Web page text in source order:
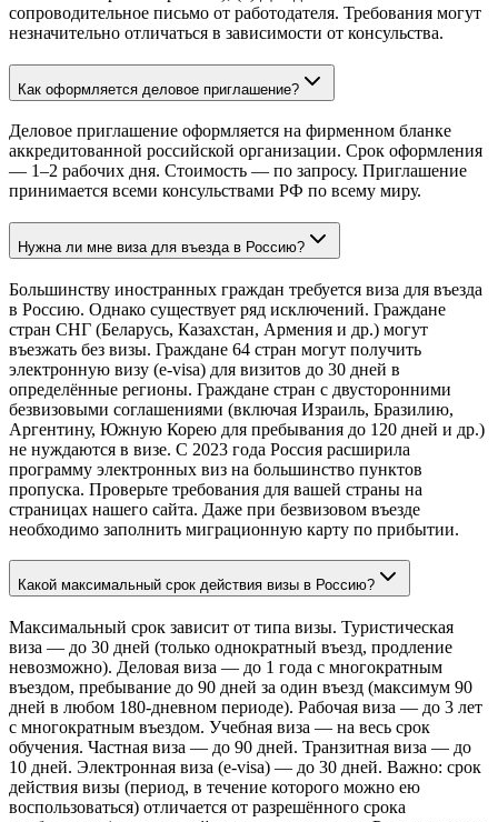
сопроводительное письмо от работодателя. Требования могут
незначительно отличаться в зависимости от консульства.
Как оформляется деловое приглашение?
Деловое приглашение оформляется на фирменном бланке
аккредитованной российской организации. Срок оформления
— 1–2 рабочих дня. Стоимость — по запросу. Приглашение
принимается всеми консульствами РФ по всему миру.
Нужна ли мне виза для въезда в Россию?
Большинству иностранных граждан требуется виза для въезда
в Россию. Однако существует ряд исключений. Граждане
стран СНГ (Беларусь, Казахстан, Армения и др.) могут
въезжать без визы. Граждане 64 стран могут получить
электронную визу (e-visa) для визитов до 30 дней в
определённые регионы. Граждане стран с двусторонними
безвизовыми соглашениями (включая Израиль, Бразилию,
Аргентину, Южную Корею для пребывания до 120 дней и др.)
не нуждаются в визе. С 2023 года Россия расширила
программу электронных виз на большинство пунктов
пропуска. Проверьте требования для вашей страны на
страницах нашего сайта. Даже при безвизовом въезде
необходимо заполнить миграционную карту по прибытии.
Какой максимальный срок действия визы в Россию?
Максимальный срок зависит от типа визы. Туристическая
виза — до 30 дней (только однократный въезд, продление
невозможно). Деловая виза — до 1 года с многократным
въездом, пребывание до 90 дней за один въезд (максимум 90
дней в любом 180-дневном периоде). Рабочая виза — до 3 лет
с многократным въездом. Учебная виза — на весь срок
обучения. Частная виза — до 90 дней. Транзитная виза — до
10 дней. Электронная виза (e-visa) — до 30 дней. Важно: срок
действия визы (период, в течение которого можно ею
воспользоваться) отличается от разрешённого срока